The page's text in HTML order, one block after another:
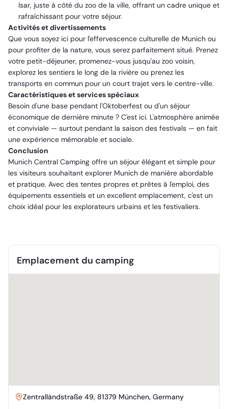
Isar, juste à côté du zoo de la ville, offrant un cadre unique et
rafraîchissant pour votre séjour.
Activités et divertissements
Que vous soyez ici pour l'effervescence culturelle de Munich ou
pour profiter de la nature, vous serez parfaitement situé. Prenez
votre petit-déjeuner, promenez-vous jusqu'au zoo voisin,
explorez les sentiers le long de la rivière ou prenez les
transports en commun pour un court trajet vers le centre-ville.
Caractéristiques et services spéciaux
Besoin d'une base pendant l'Oktoberfest ou d'un séjour
économique de dernière minute ? C'est ici. L'atmosphère animée
et conviviale — surtout pendant la saison des festivals — en fait
une expérience mémorable et sociale.
Conclusion
Munich Central Camping offre un séjour élégant et simple pour
les visiteurs souhaitant explorer Munich de manière abordable
et pratique. Avec des tentes propres et prêtes à l'emploi, des
équipements essentiels et un excellent emplacement, c'est un
choix idéal pour les explorateurs urbains et les festivaliers.
Emplacement du camping
Zentralländstraße 49, 81379 München, Germany